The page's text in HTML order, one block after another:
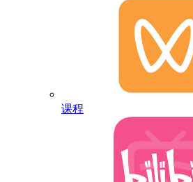
课程